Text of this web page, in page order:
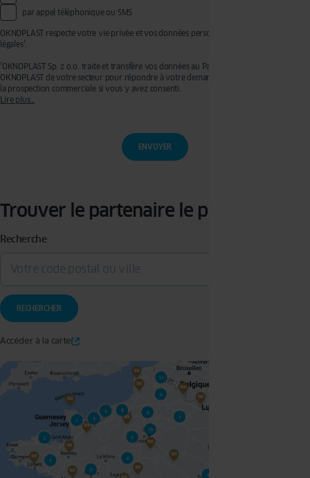
par appel téléphonique ou SMS
OKNOPLAST respecte votre vie privée et vos données personnelles, voir mentions
légales¹.
¹OKNOPLAST Sp. z o.o. traite et transfère vos données au Partenaire Premium
OKNOPLAST de votre secteur pour répondre à votre demande de devis et effectuer de
la prospection commerciale si vous y avez consenti.
l’établissement de votre devis. Vous disposez d’un droit d’accès, de rectification, de
retrait de votre consentement ainsi que d’un droit à l’effacement, à la limitation du
traitement et à la portabilité que vous pouvez exercer en écrivant à l’adresse :
Lire plus…
Trouver le partenaire le plus proche
Recherche
Accéder à la carte